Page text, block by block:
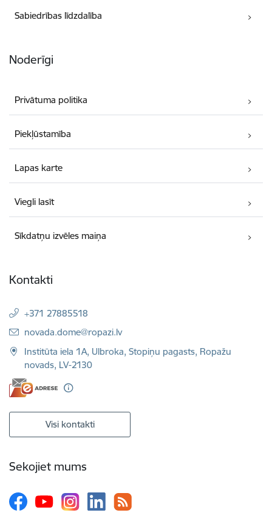
Sabiedrības līdzdalība
Noderīgi
Privātuma politika
Piekļūstamība
Lapas karte
Viegli lasīt
Sīkdatņu izvēles maiņa
Kontakti
+371 27885518
E-pasts:
novada.dome@ropazi.lv
Institūta iela 1A, Ulbroka, Stopiņu pagasts, Ropažu
novads, LV-2130
Visi kontakti
Sekojiet mums